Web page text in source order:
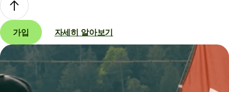
가입 자세히 알아보기